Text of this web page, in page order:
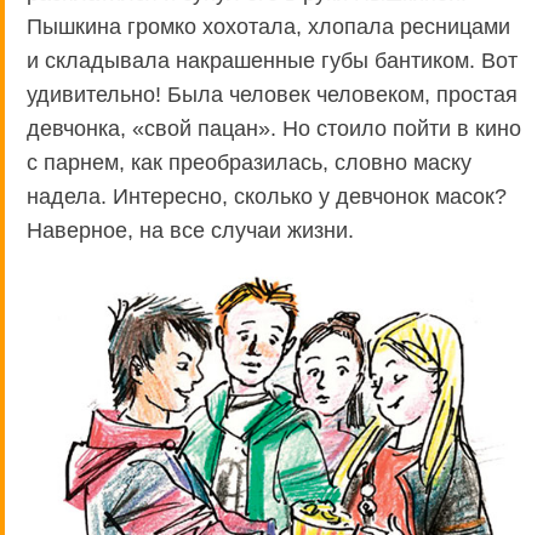
Пышкина громко хохотала, хлопала ресницами
и складывала накрашенные губы бантиком. Вот
удивительно! Была человек человеком, простая
девчонка, «свой пацан». Но стоило пойти в кино
с парнем, как преобразилась, словно маску
надела. Интересно, сколько у девчонок масок?
Наверное, на все случаи жизни.